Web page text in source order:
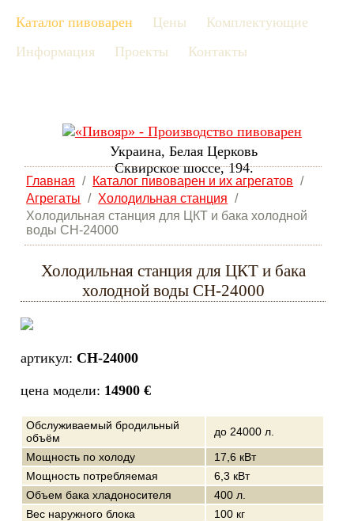
Каталог пивоварен Цены
Комплектующие
Информация
Проекты Контакты
Украина, Белая Церковь
Сквирское шоссе, 194.
Главная / Каталог пивоварен и их агрегатов
/
Агрегаты
/ Холодильная станция
/
Холодильная станция для ЦКТ и бака холодной
воды CH-24000
Холодильная станция для ЦКТ и бака
холодной воды CH-24000
артикул:CH-24000
цена модели: 14900 €
Обслуживаемый бродильный
объём
до 24000 л.
Мощность по холоду
17,6 кВт
Мощность потребляемая
6,3 кВт
Объем бака хладоносителя
400 л.
Вес наружного блока
100 кг